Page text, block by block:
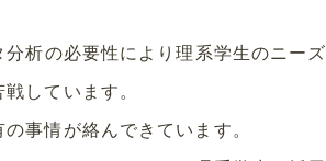
析の必要性により理系学生のニー
しています。
事情が絡んできています。